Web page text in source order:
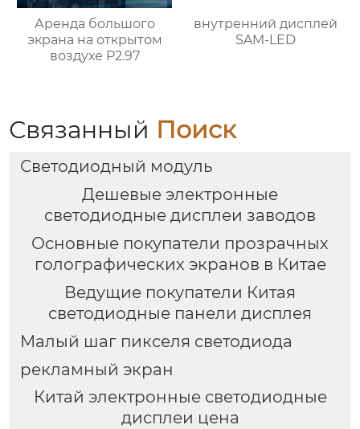
Аренда большого
экрана на открытом
воздухе P2.97
внутренний дисплей
SAM-LED
Связанный Поиск
Светодиодный модуль
Дешевые электронные
светодиодные дисплеи заводов
Основные покупатели прозрачных
голографических экранов в Китае
Ведущие покупатели Китая
светодиодные панели дисплея
Малый шаг пикселя светодиода
рекламный экран
Китай электронные светодиодные
дисплеи цена